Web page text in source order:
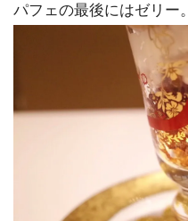
パフェの最後にはゼリー。